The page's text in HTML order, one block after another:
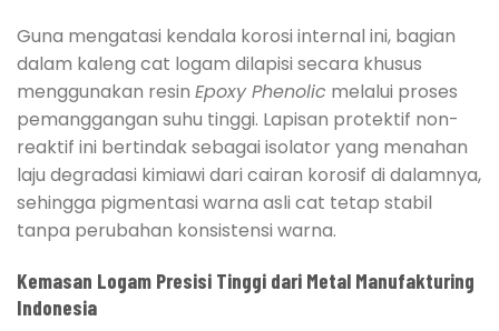
Guna mengatasi kendala korosi internal ini, bagian
dalam kaleng cat logam dilapisi secara khusus
menggunakan resin Epoxy Phenolic melalui proses
pemanggangan suhu tinggi. Lapisan protektif non-
reaktif ini bertindak sebagai isolator yang menahan
laju degradasi kimiawi dari cairan korosif di dalamnya,
sehingga pigmentasi warna asli cat tetap stabil
tanpa perubahan konsistensi warna.
Kemasan Logam Presisi Tinggi dari Metal Manufakturing
Indonesia